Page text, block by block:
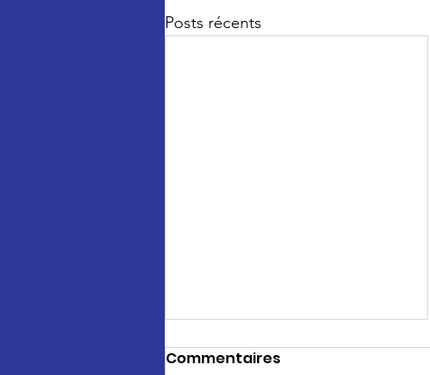
Posts récents
Commentaires